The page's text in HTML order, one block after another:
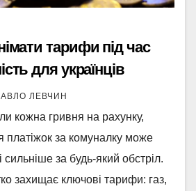
тарифи під час
для українців
ЛЕВЧИН
кожна гривня на рахунку,
платіжок за комуналку може
за будь-який обстріл.
захищає ключові тарифи: газ,